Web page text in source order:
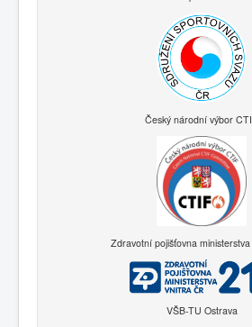
Český národní výbor
Zdravotní pojišťovna
VŠB-TU Ostrava